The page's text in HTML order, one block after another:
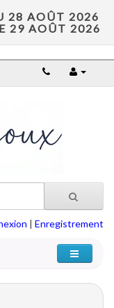
28 AOÛT 2026
29 AOÛT 2026
| Enregistrement